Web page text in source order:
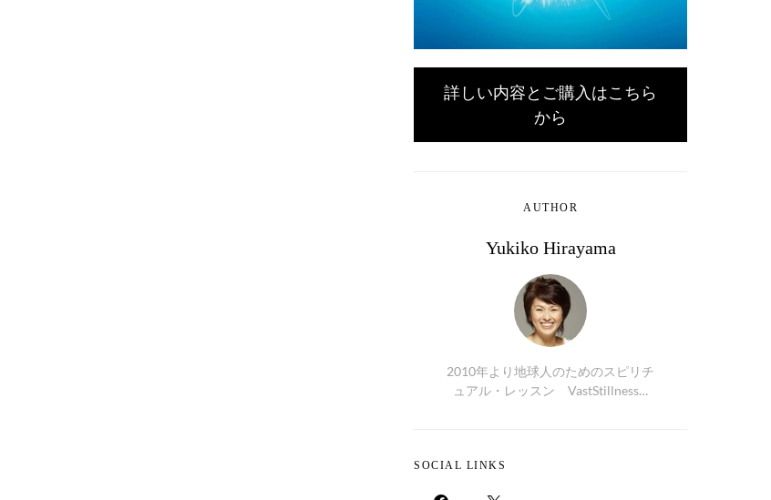
詳しい内容とご購入はこちら
から
AUTHOR
Yukiko Hirayama
2010年より地球人のためのスピリチ
ュアル・レッスン VastStillness…
SOCIAL LINKS